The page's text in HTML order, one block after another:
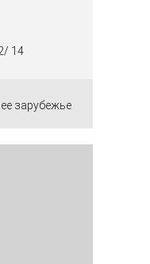
14
зарубежье